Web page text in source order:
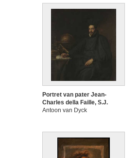
Portret van pater Jean-
Charles della Faille, S.J.
Antoon van Dyck